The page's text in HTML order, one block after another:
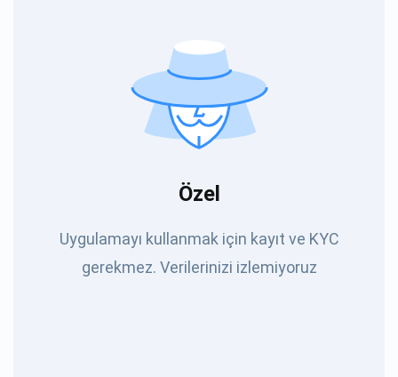
Özel
Uygulamayı kullanmak için kayıt ve KYC
gerekmez. Verilerinizi izlemiyoruz